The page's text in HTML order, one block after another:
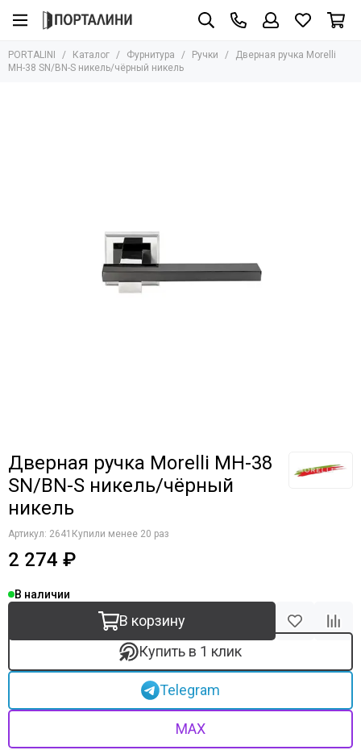
Фурнитура
Все товары
Для стеклянных дверей
PORTALINI Каталог Фурнитура Ручки
Дверная ручка Morelli
MH-38 SN/BN-S никель/чёрный никель
Дверная ручка Morelli MH-38
SN/BN-S никель/чёрный
никель
Артикул: 2641 Купили менее 20 раз
2 274 ₽
В наличии
В корзину
Купить в 1 клик
Telegram
MAX